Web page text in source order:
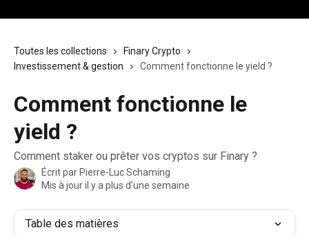
Toutes les collections
Finary Crypto
Investissement & gestion
Comment fonctionne le yield ?
Comment fonctionne le
yield ?
Comment staker ou prêter vos cryptos sur Finary ?
Écrit par Pierre-Luc Schaming
Mis à jour il y a plus d’une semaine
Table des matières